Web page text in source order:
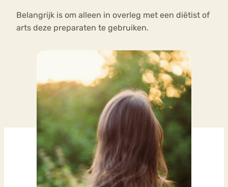
Belangrijk is om alleen in overleg met een diëtist of
arts deze preparaten te gebruiken.